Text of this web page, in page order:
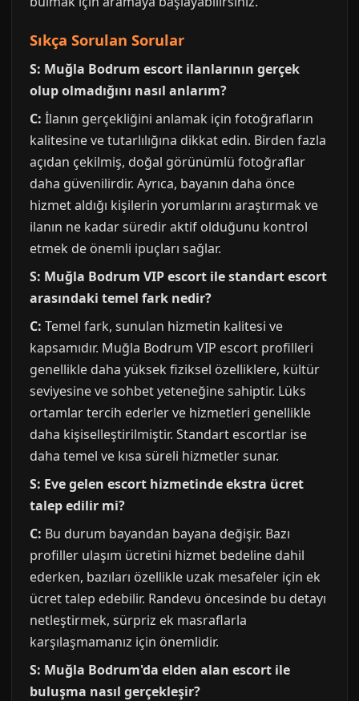
Sıkça Sorulan Sorular
S: Muğla Bodrum escort ilanlarının gerçek
olup olmadığını nasıl anlarım?
C: İlanın gerçekliğini anlamak için fotoğrafların
kalitesine ve tutarlılığına dikkat edin. Birden fazla
açıdan çekilmiş, doğal görünümlü fotoğraflar
daha güvenilirdir. Ayrıca, bayanın daha önce
hizmet aldığı kişilerin yorumlarını araştırmak ve
ilanın ne kadar süredir aktif olduğunu kontrol
etmek de önemli ipuçları sağlar.
S: Muğla Bodrum VIP escort ile standart escort
arasındaki temel fark nedir?
C: Temel fark, sunulan hizmetin kalitesi ve
kapsamıdır. Muğla Bodrum VIP escort profilleri
genellikle daha yüksek fiziksel özelliklere, kültür
seviyesine ve sohbet yeteneğine sahiptir. Lüks
ortamlar tercih ederler ve hizmetleri genellikle
daha kişiselleştirilmiştir. Standart escortlar ise
daha temel ve kısa süreli hizmetler sunar.
S: Eve gelen escort hizmetinde ekstra ücret
talep edilir mi?
C: Bu durum bayandan bayana değişir. Bazı
profiller ulaşım ücretini hizmet bedeline dahil
ederken, bazıları özellikle uzak mesafeler için ek
ücret talep edebilir. Randevu öncesinde bu detayı
netleştirmek, sürpriz ek masraflarla
karşılaşmamanız için önemlidir.
S: Muğla Bodrum'da elden alan escort ile
buluşma nasıl gerçekleşir?